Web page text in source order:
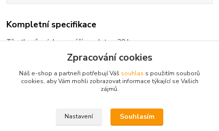
Kompletní specifikace
Třpytky různých gramáží na platu - 30 ks
Zboží zařazeno v kategoriích
Zpracování cookies
Náš e-shop a partneři potřebují Váš souhlas s použitím souborů
cookies, aby Vám mohli zobrazovat informace týkající se Vašich
zájmů.
Nastavení Souhlasím